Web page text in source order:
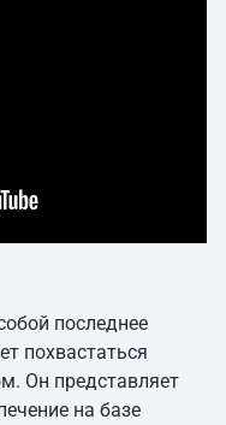
последнее
похвастаться
Он представляет
на базе